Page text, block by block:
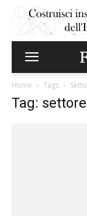
Home Tags
Tag: